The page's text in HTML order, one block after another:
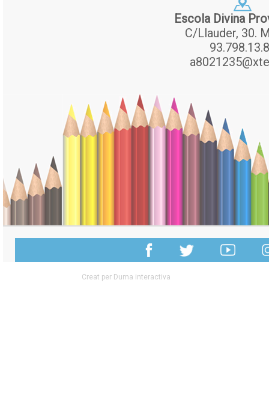
Escola Divina
C/Llauder, 30.
Creat per Duma interactiva